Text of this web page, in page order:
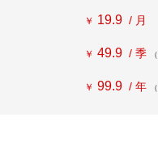
￥ 19.9 / 月
￥ 49.9 / 季
￥ 99.9 / 年